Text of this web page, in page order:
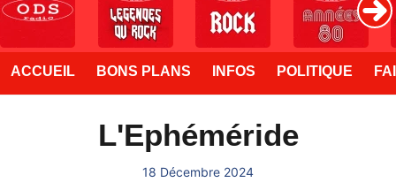
ACCUEIL BONS PLANS INFOS POLITIQUE
L'Ephéméride
18 Décembre 2024